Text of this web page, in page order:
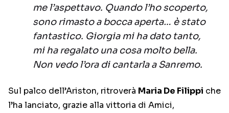
me l’aspettavo. Quando l’ho scoperto,
sono rimasto a bocca aperta… è stato
fantastico. Giorgia mi ha dato tanto,
mi ha regalato una cosa molto bella.
Non vedo l’ora di cantarla a Sanremo.
Sul palco dell’Ariston, ritroverà Maria De Filippi che
l’ha lanciato, grazie alla vittoria di Amici,